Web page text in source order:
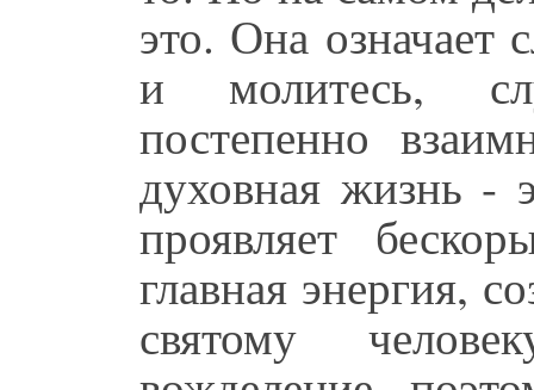
это. Она означает
и молитесь,
постепенно
духовная жизнь -
проявляет
главная энергия,
святому